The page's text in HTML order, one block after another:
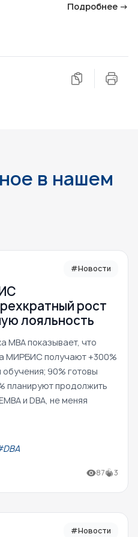
Подробнее →
в нашем
#Новости
рост
лояльность
MBA показывает, что
МИРБИС получают +300%
90% готовы
планируют продолжить
и DBA, не меняя
87 3
#Новости